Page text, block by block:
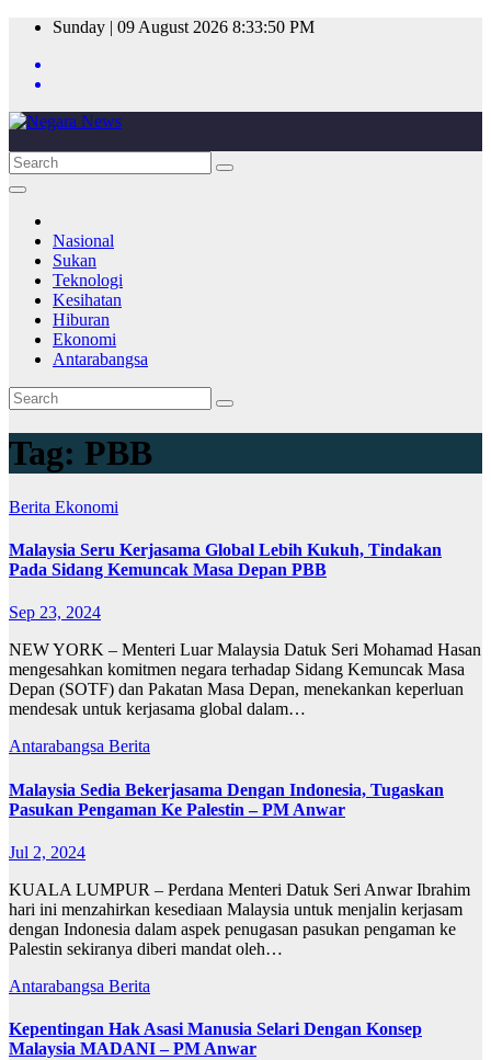
Skip
content
Sunday | 09 August 2026 8:33:50 PM
Nasional
Sukan
Teknologi
Kesihatan
Hiburan
Ekonomi
Antarabangsa
Tag: PBB
Berita Ekonomi
Malaysia Seru Kerjasama Global Lebih Kukuh, Tindakan
Pada Sidang Kemuncak Masa Depan PBB
Sep 23, 2024
NEW YORK – Menteri Luar Malaysia Datuk Seri Mohamad Hasan
mengesahkan komitmen negara terhadap Sidang Kemuncak Masa
Depan (SOTF) dan Pakatan Masa Depan, menekankan keperluan
mendesak untuk kerjasama global dalam…
Antarabangsa Berita
Malaysia Sedia Bekerjasama Dengan Indonesia, Tugaskan
Pasukan Pengaman Ke Palestin – PM Anwar
Jul 2, 2024
KUALA LUMPUR – Perdana Menteri Datuk Seri Anwar Ibrahim
hari ini menzahirkan kesediaan Malaysia untuk menjalin kerjasam
dengan Indonesia dalam aspek penugasan pasukan pengaman ke
Palestin sekiranya diberi mandat oleh…
Antarabangsa Berita
Kepentingan Hak Asasi Manusia Selari Dengan Konsep
Malaysia MADANI – PM Anwar